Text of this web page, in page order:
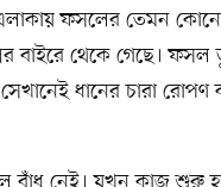
এলাকায় ফসলের তেমন
বাইরে থেকে গেছে। ফসল
ধানের চারা